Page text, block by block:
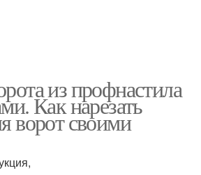
из профнастила
Как нарезать
ворот своими